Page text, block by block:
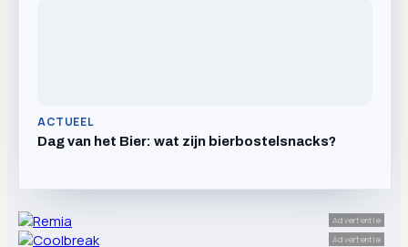
ACTUEEL
Dag van het Bier: wat zijn bierbostelsnacks?
Advertentie
Advertentie